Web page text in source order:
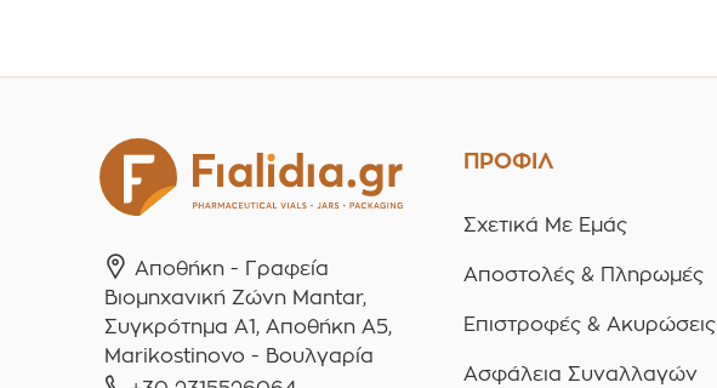
Αποθήκη - Γραφεία
Βιομηχανική Ζώνη Mantar,
Συγκρότημα A1, Αποθήκη Α5,
Marikostinovo - Βουλγαρία
ΠΡΟΦΙΛ
Σχετικά Με Εμάς
Αποστολές & Πληρωμές
Επιστροφές & Ακυρώσεις
Ασφάλεια Συναλλαγών